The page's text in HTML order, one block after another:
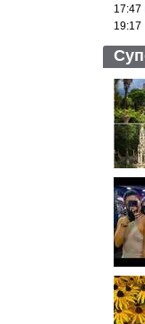
17:47
19:17